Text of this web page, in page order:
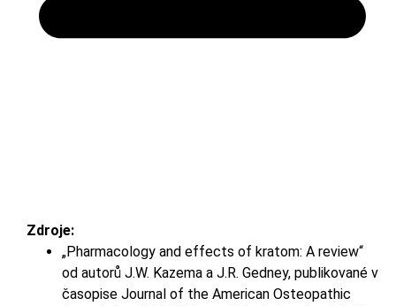
Zdroje:
„Pharmacology and effects of kratom: A review“
od autorů J.W. Kazema a J.R. Gedney, publikované v
časopise Journal of the American Osteopathic